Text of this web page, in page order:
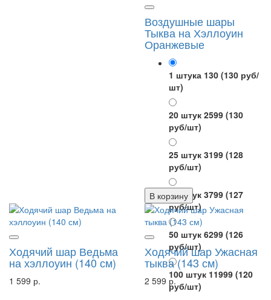
Воздушные шары
Тыква на Хэллоуин
Оранжевые
1 штука 130 (130 руб/
шт)
20 штук 2599 (130
руб/шт)
25 штук 3199 (128
руб/шт)
30 штук 3799 (127
руб/шт)
50 штук 6299 (126
руб/шт)
100 штук 11999 (120
руб/шт)
В корзину
Ходячий шар Ведьма
на хэллоуин (140 см)
1 599 р.
Ходячий шар Ужасная
тыква (143 см)
2 599 р.